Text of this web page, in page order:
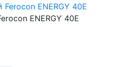
ENERGY 40Е